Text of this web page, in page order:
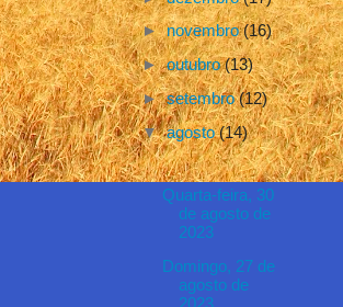
►novembro(16)
►outubro(13)
►setembro(12)
▼agosto(14)
Quarta-feira, 30
de agosto de
2023
Domingo, 27 de
agosto de